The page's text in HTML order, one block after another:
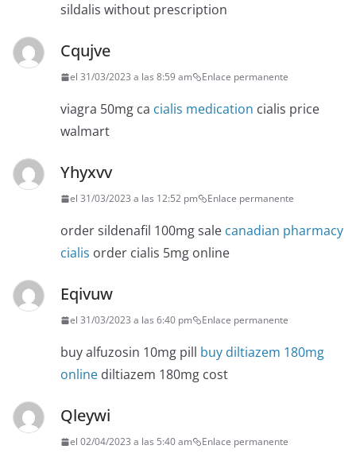
sildalis without prescription
Cqujve
el 31/03/2023 a las 8:59 am Enlace permanente
viagra 50mg ca cialis medication cialis price
walmart
Yhyxvv
el 31/03/2023 a las 12:52 pm Enlace permanente
order sildenafil 100mg sale canadian pharmacy
cialis order cialis 5mg online
Eqivuw
el 31/03/2023 a las 6:40 pm Enlace permanente
buy alfuzosin 10mg pill buy diltiazem 180mg
online diltiazem 180mg cost
Qleywi
el 02/04/2023 a las 5:40 am Enlace permanente